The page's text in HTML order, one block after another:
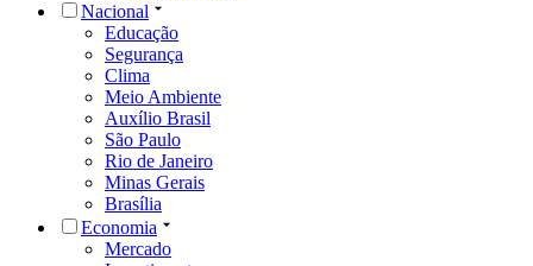
Nacional
Educação
Segurança
Clima
Meio Ambiente
Auxílio Brasil
São Paulo
Rio de Janeiro
Minas Gerais
Brasília
Economia
Mercado